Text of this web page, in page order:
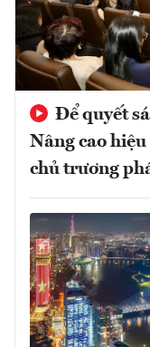
Để quyết
Nâng cao
chủ trương